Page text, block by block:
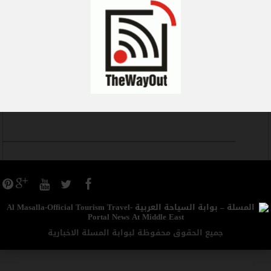
جميع الحقوق محفوظة لبوابة المسلة الاخبارية